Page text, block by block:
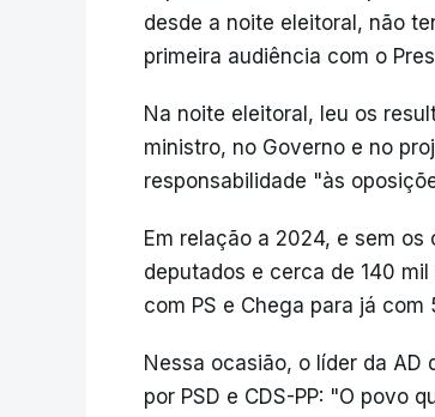
desde a noite eleitoral, não
primeira audiência com o
Na noite eleitoral, leu os
ministro, no Governo e no
responsabilidade "às
Em relação a 2024, e sem
deputados e cerca de 140
com PS e Chega para já com
Nessa ocasião, o líder da
por PSD e CDS-PP: "O povo